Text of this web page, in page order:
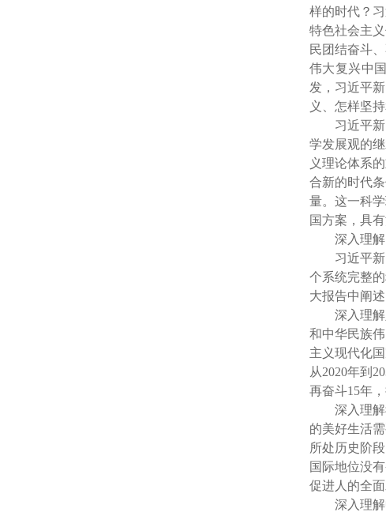
样的时代？
特色社会主
民团结奋斗
伟大复兴中
发，习近平
义、怎样坚
习近平
学发展观的
义理论体系
合新的时代
量。这一科
国方案，具
深入理
习近平
个系统完整
大报告中阐
深入理
和中华民族
主义现代化
从2020年到
再奋斗15年
深入理
的美好生活
所处历史阶
国际地位没
促进人的全
深入理